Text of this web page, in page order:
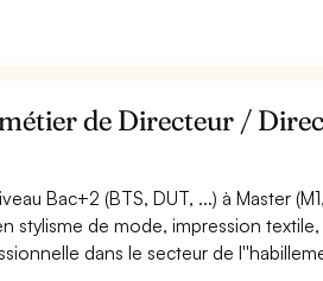
de Directeur /
Bac+2 (BTS, DUT, ...) à Master
stylisme de mode, impression
dans le secteur de